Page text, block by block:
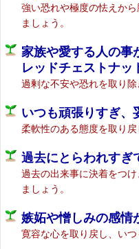
強い恐れや極度の怯えか
ましょう。
家族や愛する人の事
レッドチェストナッ
過剰な不安や恐れを取り除
いつも頑張りすぎ、
柔軟性のある態度を取り戻
過去にとらわれすぎ
過去の出来事に決着をつ
ましょう。
嫉妬や憎しみの感情
寛容な心を取り戻し、い